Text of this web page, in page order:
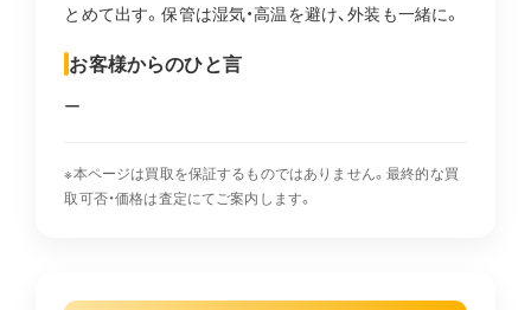
とめて出す。保管は湿気・高温を避け、外装も一緒に。
お客様からのひと言
ー
※本ページは買取を保証するものではありません。最終的な買
取可否・価格は査定にてご案内します。